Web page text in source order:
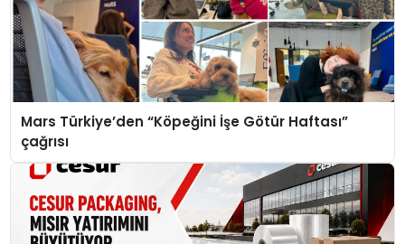
Mars Türkiye’den “Köpeğini İşe Götür Haftası”
çağrısı